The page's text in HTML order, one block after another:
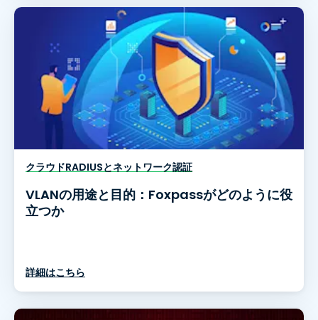
クラウドRADIUSとネットワーク認証
VLANの用途と目的：Foxpassがどのように役
立つか
詳細はこちら